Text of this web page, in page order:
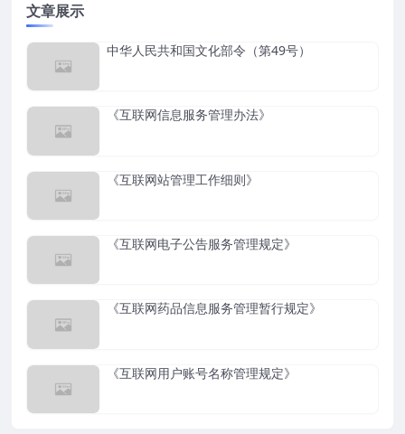
文章展示
中华人民共和国文化部令（第49号）
《互联网信息服务管理办法》
《互联网站管理工作细则》
《互联网电子公告服务管理规定》
《互联网药品信息服务管理暂行规定》
《互联网用户账号名称管理规定》